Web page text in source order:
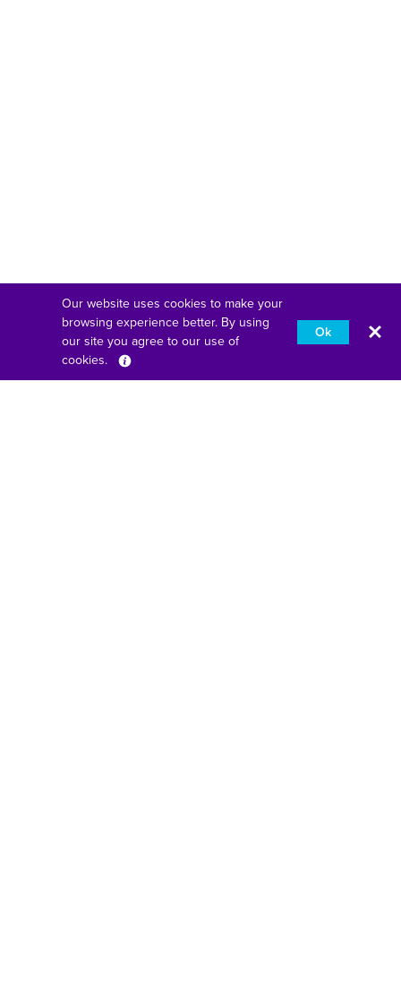
Our website uses cookies to make your
browsing experience better. By using
our site you agree to our use of
cookies.
Ok